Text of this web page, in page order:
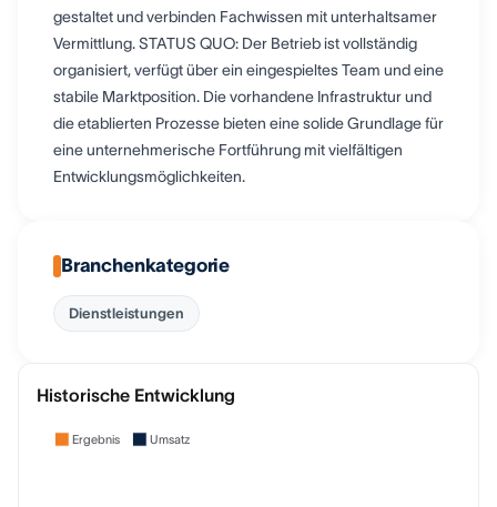
gestaltet und verbinden Fachwissen mit unterhaltsamer
Vermittlung. STATUS QUO: Der Betrieb ist vollständig
organisiert, verfügt über ein eingespieltes Team und eine
stabile Marktposition. Die vorhandene Infrastruktur und
die etablierten Prozesse bieten eine solide Grundlage für
eine unternehmerische Fortführung mit vielfältigen
Entwicklungsmöglichkeiten.
Branchenkategorie
Dienstleistungen
Historische Entwicklung
Ergebnis Umsatz